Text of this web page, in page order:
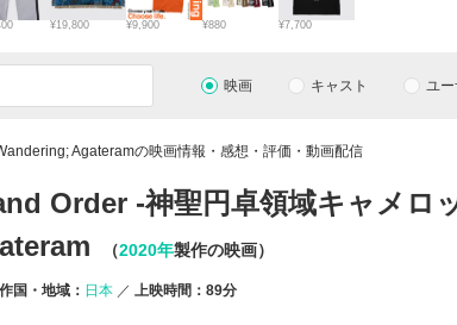
¥19,800 ¥9,900 ¥880 ¥7,700
映画 キャスト ユー
Agateramの映画情報・感想・評価・動画配信
Order -神聖円卓領域キャメロ
（2020年製作の映画）
国・地域： 日本
上映時間：89分